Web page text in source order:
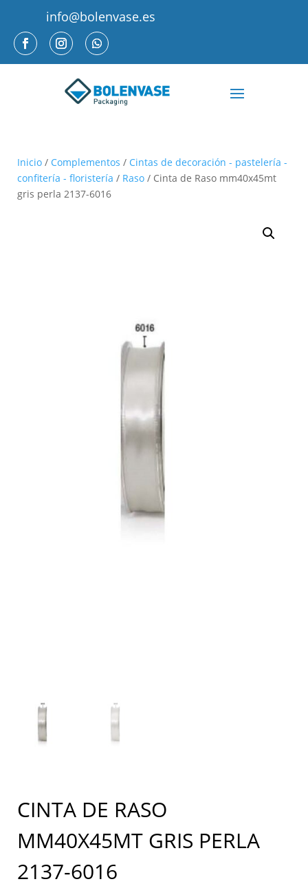
info@bolenvase.es
Inicio / Complementos / Cintas de decoración - pastelería -
confitería - floristería / Raso / Cinta de Raso mm40x45mt
gris perla 2137-6016
CINTA DE RASO
MM40X45MT GRIS PERLA
2137-6016